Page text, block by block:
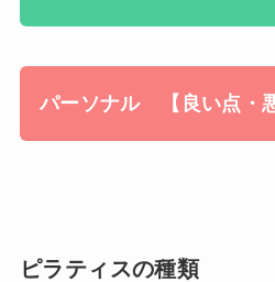
パーソナル 【良い点・
ピラティスの種類